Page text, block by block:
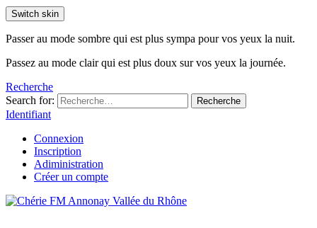
Switch skin
Passer au mode sombre qui est plus sympa pour vos yeux la nuit.
Passez au mode clair qui est plus doux sur vos yeux la journée.
Recherche
Search for:
Recherche
Identifiant
Connexion
Inscription
Adiministration
Créer un compte